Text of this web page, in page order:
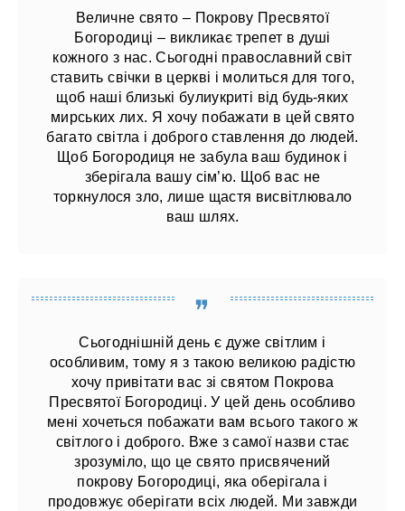
Величне свято – Покрову Пресвятої
Богородиці – викликає трепет в душі
кожного з нас. Сьогодні православний світ
ставить свічки в церкві і молиться для того,
щоб наші близькі булиукриті від будь-яких
мирських лих. Я хочу побажати в цей свято
багато світла і доброго ставлення до людей.
Щоб Богородиця не забула ваш будинок і
зберігала вашу сім’ю. Щоб вас не
торкнулося зло, лише щастя висвітлювало
ваш шлях.
Сьогоднішній день є дуже світлим і
особливим, тому я з такою великою радістю
хочу привітати вас зі святом Покрова
Пресвятої Богородиці. У цей день особливо
мені хочеться побажати вам всього такого ж
світлого і доброго. Вже з самої назви стає
зрозуміло, що це свято присвячений
покрову Богородиці, яка оберігала і
продовжує оберігати всіх людей. Ми завжди